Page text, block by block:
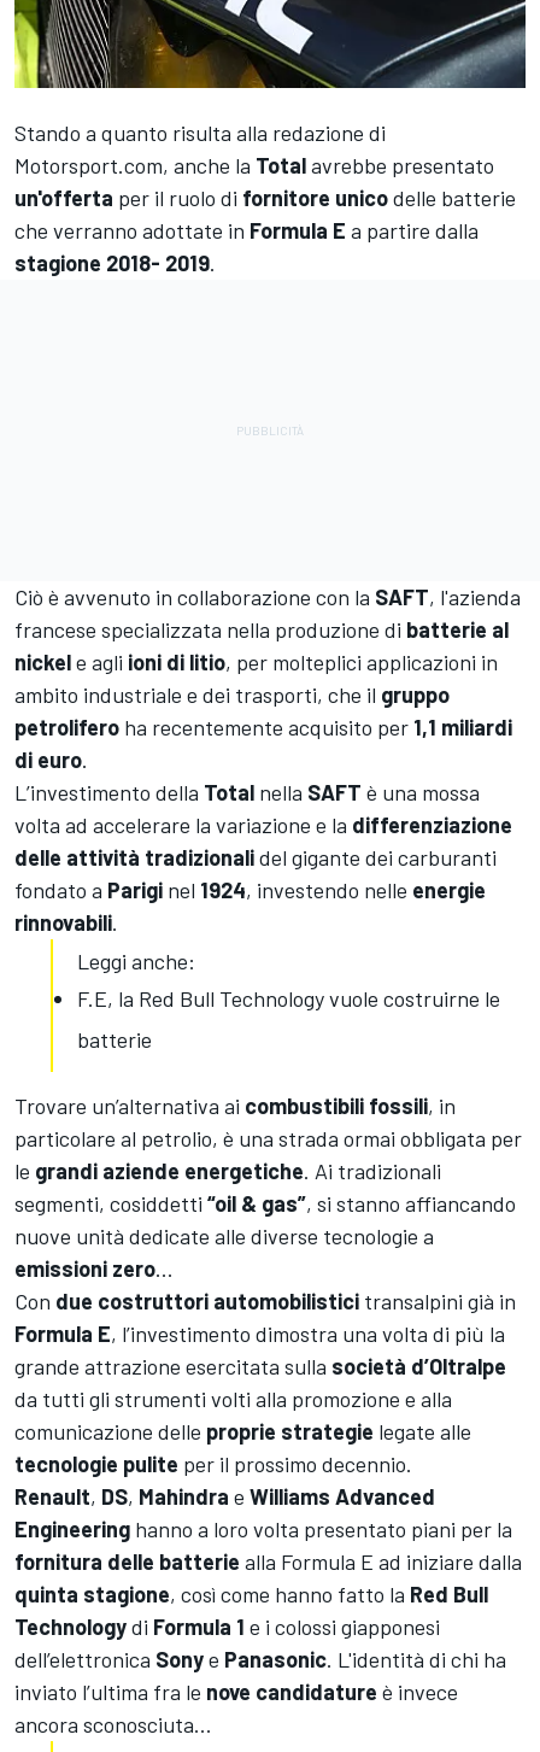
Stando a quanto risulta alla redazione di
Motorsport.com, anche la Totalavrebbe presentato
un'offerta per il ruolo di fornitore unicodelle batterie
che verranno adottate in Formula E a partire dalla
stagione 2018- 2019.
Ciò è avvenuto in collaborazione con la SAFT, l'azienda
francese specializzata nella produzione di batterie al
nickele agli ioni di litio, per molteplici applicazioni in
ambito industriale e dei trasporti, che il gruppo
petrolifero ha recentemente acquisito per 1,1 miliardi
di euro.
L’investimento della Total nella SAFT è una mossa
volta ad accelerare la variazione e la differenziazione
delle attività tradizionalidel gigante dei carburanti
fondato a Parigi nel 1924, investendo nelle energie
rinnovabili.
Leggi anche:
F.E, la Red Bull Technology vuole costruirne le
batterie
Trovare un’alternativa ai combustibili fossili, in
particolare al petrolio, è una strada ormai obbligata per
le grandi aziende energetiche. Ai tradizionali
segmenti, cosiddetti “oil & gas”, si stanno affiancando
nuove unità dedicate alle diverse tecnologie a
emissioni zero...
Con due costruttori automobilistici transalpini già in
Formula E, l’investimento dimostra una volta di più la
grande attrazione esercitata sulla società d’Oltralpe
da tutti gli strumenti volti alla promozione e alla
comunicazione delle proprie strategie legate alle
tecnologie pulite per il prossimo decennio.
Renault, DS, Mahindra e Williams Advanced
Engineering hanno a loro volta presentato piani per la
fornitura delle batterie alla Formula E ad iniziare dalla
quinta stagione, così come hanno fatto la Red Bull
Technologydi Formula 1 e i colossi giapponesi
dell’elettronica Sonye Panasonic. L'identità di chi ha
inviato l’ultima fra le nove candidature è invece
ancora sconosciuta...